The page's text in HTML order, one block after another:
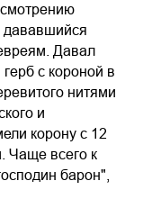
дававшийся
Давал
с короной в
нитями
и
корону с 12
Чаще всего к
барон",